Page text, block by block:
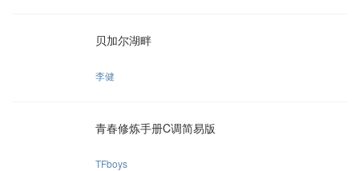
贝加尔湖畔
李健
青春修炼手册C调简易版
TFboys